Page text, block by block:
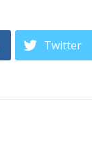
Twitter